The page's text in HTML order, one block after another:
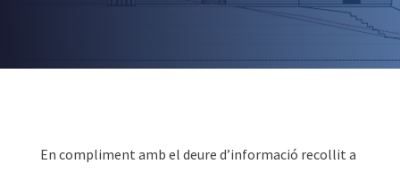
En compliment amb el deure d’informació recollit a